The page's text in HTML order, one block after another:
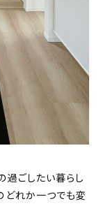
過ごしたい暮らし
どれか一つでも変